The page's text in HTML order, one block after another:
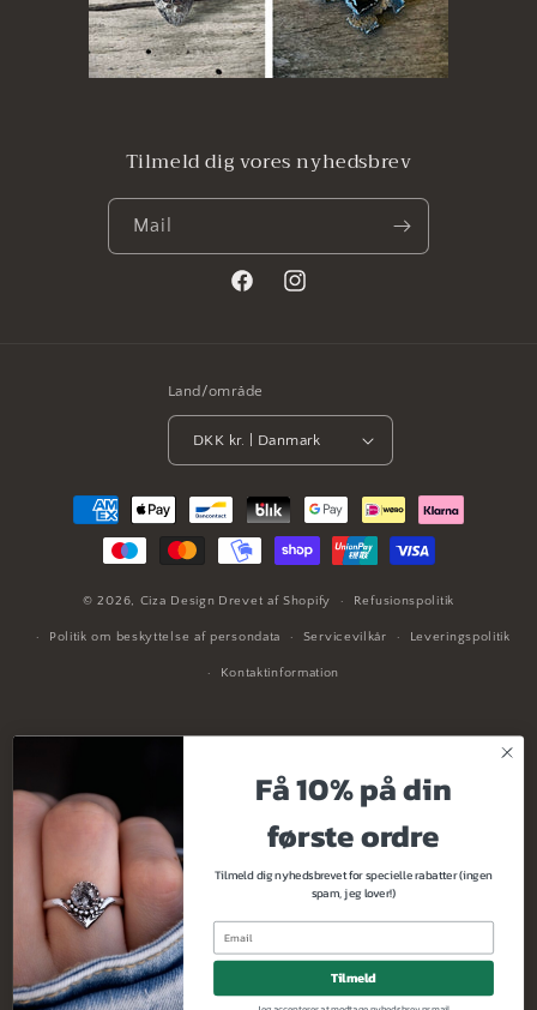
Tilmeld dig vores nyhedsbrev
Mail
FacebookInstagram
Land/område
DKK kr. | Danmark
Betalingsmetoder
© 2026, Ciza Design Drevet af Shopify Refusionspolitik
Politik om beskyttelse af persondata Servicevilkår Leveringspolitik
Kontaktinformation
Tilmeld dig
nyhedsbrevet
Tilmeld dig nyhedsbrevet for specielle tilbud og
eksklusiv tidlig adgang til produktlanceringer med
mere.
Få 10% på din
første ordre
Tilmeld dig nyhedsbrevet for specielle rabatter (ingen
spam, jeg lover!)
Tilmeld